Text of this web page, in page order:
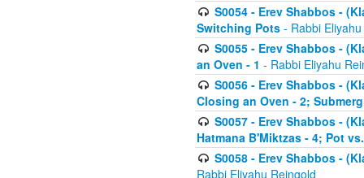
S0054 - Erev Shabbos -
Switching Pots - Rabbi
S0055 - Erev Shabbos -
an Oven - 1 - Rabbi Eliyahu
S0056 - Erev Shabbos -
Closing an Oven - 2;
S0057 - Erev Shabbos -
Hatmana B'Miktzas - 4; Pot
S0058 - Erev Shabbos -
Rabbi Eliyahu Reingold